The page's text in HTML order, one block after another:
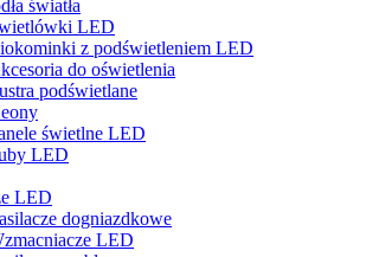
światła
LED
z podświetleniem LED
do oświetlenia
podświetlane
świetlne LED
LED
LED
dogniazdkowe
LED